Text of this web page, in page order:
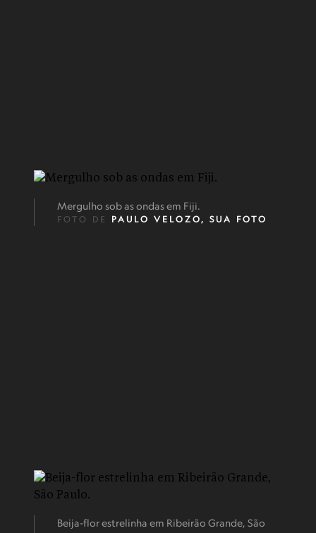
Mergulho sob as ondas em Fiji.
FOTO DE PAULO VELOZO, SUA FOTO
Beija-flor estrelinha em Ribeirão Grande, São